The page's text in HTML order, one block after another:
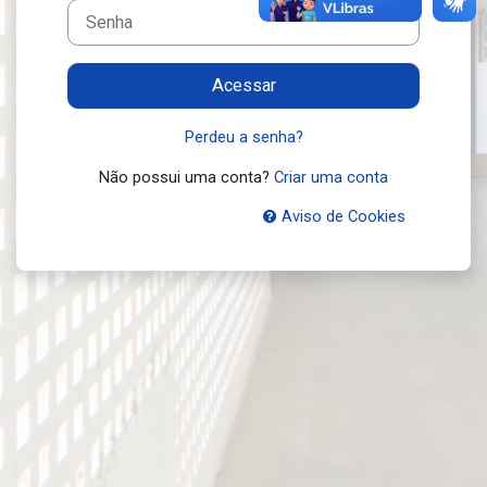
Senha
Acessar
Perdeu a senha?
Não possui uma conta? Criar uma conta
Aviso de Cookies